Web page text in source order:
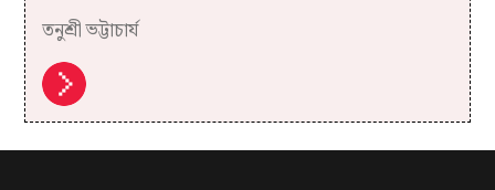
তনুশ্রী ভট্টাচার্য